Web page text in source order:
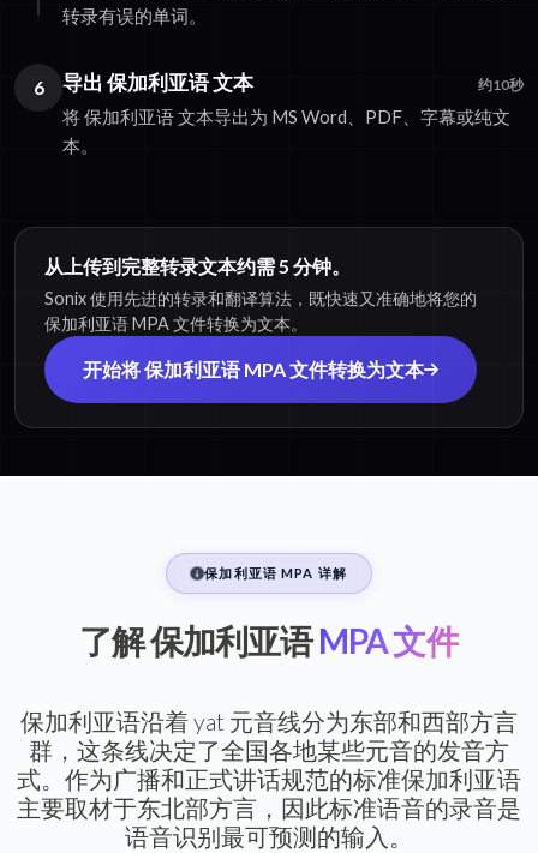
转录有误的单词。
6 导出 保加利亚语 文本 约10秒
将 保加利亚语 文本导出为 MS Word、PDF、字幕或纯文
本。
从上传到完整转录文本约需 5 分钟。
Sonix 使用先进的转录和翻译算法，既快速又准确地将您的
保加利亚语 MPA 文件转换为文本。
开始将 保加利亚语 MPA 文件转换为文本
保加利亚语 MPA 详解
了解 保加利亚语MPA 文件
保加利亚语沿着 yat 元音线分为东部和西部方言
群，这条线决定了全国各地某些元音的发音方
式。作为广播和正式讲话规范的标准保加利亚语
主要取材于东北部方言，因此标准语音的录音是
语音识别最可预测的输入。